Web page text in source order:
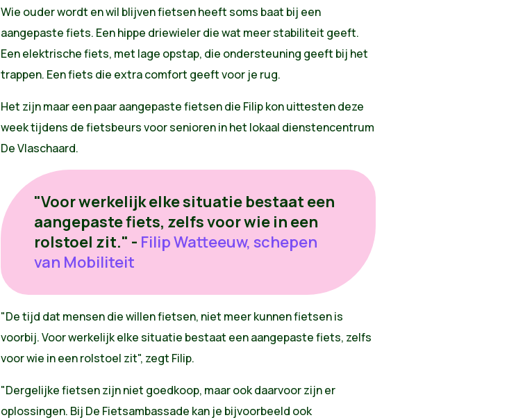
Wie ouder wordt en wil blijven fietsen heeft soms baat bij een
aangepaste fiets. Een hippe driewieler die wat meer stabiliteit geeft.
Een elektrische fiets, met lage opstap, die ondersteuning geeft bij het
trappen. Een fiets die extra comfort geeft voor je rug.
Het zijn maar een paar aangepaste fietsen die Filip kon uittesten deze
week tijdens de fietsbeurs voor senioren in het lokaal dienstencentrum
De Vlaschaard.
"Voor werkelijk elke situatie bestaat een
aangepaste fiets, zelfs voor wie in een
rolstoel zit." - Filip Watteeuw, schepen
van Mobiliteit
"De tijd dat mensen die willen fietsen, niet meer kunnen fietsen is
voorbij. Voor werkelijk elke situatie bestaat een aangepaste fiets, zelfs
voor wie in een rolstoel zit", zegt Filip.
"Dergelijke fietsen zijn niet goedkoop, maar ook daarvoor zijn er
oplossingen. Bij De Fietsambassade kan je bijvoorbeeld ook